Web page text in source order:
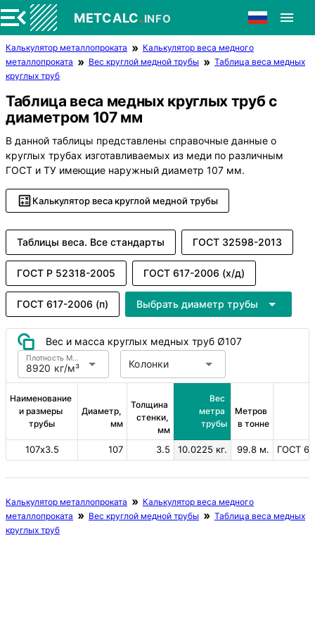
METCALC.INFO
Калькулятор металлопроката
Калькулятор веса медного
металлопроката
Вес круглой медной трубы
Таблица веса медных
круглых труб
Таблица веса медных круглых труб с
диаметром 107 мм
В данной таблицы представлены справочные данные о
круглых трубах изготавливаемых из меди по различным
ГОСТ и ТУ имеющие наружный диаметр 107 мм.
Калькулятор веса круглой медной трубы
Таблицы веса. Все стандарты ГОСТ 32598-2013
ГОСТ Р 52318-2005 ГОСТ 617-2006 (х/д)
ГОСТ 617-2006 (п) Выбрать диаметр трубы
Вес и масса круглых медных труб Ø107
8920 кг/м³
Плотность Медь Колонки
Наименование
и размеры
трубы
Диаметр,
мм
Толщина
стенки,
мм
Вес
метра
трубы
Метров
в тонне
107х3.5 107 3.5 10.0225 кг. 99.8 м. ГОСТ
Калькулятор металлопроката
Калькулятор веса медного
металлопроката
Вес круглой медной трубы
Таблица веса медных
круглых труб